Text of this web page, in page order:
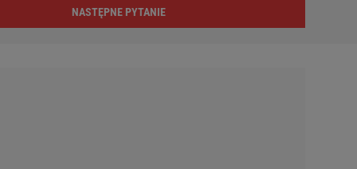
NASTĘPNE PYTANIE